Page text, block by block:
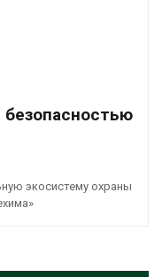
экосистему охраны